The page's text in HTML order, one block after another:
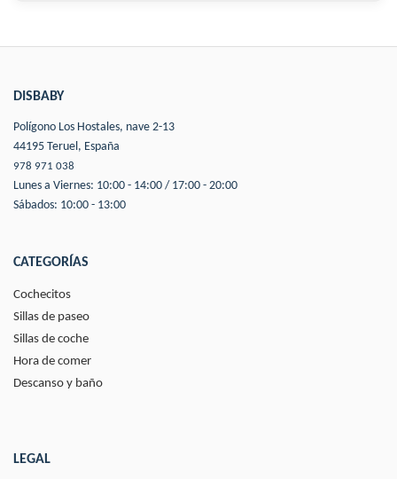
DISBABY
Polígono Los Hostales, nave 2-13
44195 Teruel, España
978 971 038
Lunes a Viernes: 10:00 - 14:00 / 17:00 - 20:00
Sábados: 10:00 - 13:00
CATEGORÍAS
Cochecitos
Sillas de paseo
Sillas de coche
Hora de comer
Descanso y baño
LEGAL